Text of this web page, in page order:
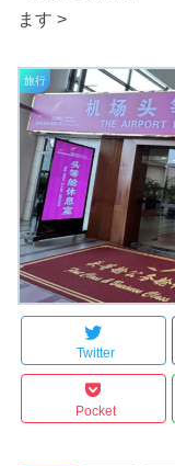
ます >
旅行
Twitter
Pocket